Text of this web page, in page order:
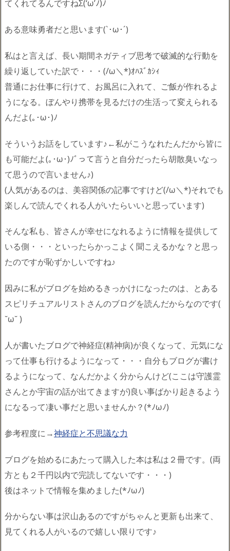
てくれてるんですねΣ(‘ω’ﾉ)ﾉ
ある意味勇者だと思います(`･ω･´)ゞ
私はと言えば、長い期間ネガティブ思考で破滅的な行動を
繰り返していた訳で・・・(/ω＼*)ｵﾊｽﾞｶｼｨ
普通にお仕事に行けて、お風呂に入れて、ご飯が作れるよ
うになる。ぼんやり携帯を見るだけの生活って変えられる
んだよ(｡･ω･)ﾉ
そういうお話をしています♪←私がこうなれたんだから皆に
も可能だよ(｡･ω･)ﾉﾞって言うと自分だったら胡散臭いなっ
て思うので言いません♪)
(人気があるのは、美容関係の記事ですけど(/ω＼*)それでも
楽しんで読んでくれる人がいたらいいと思っています)
そんな私も、皆さんが幸せになれるように情報を提供して
いる側・・・といったらかっこよく聞こえるかな？と思っ
たのですが恥ずかしいですね♪
因みに私がブログを始めるきっかけになったのは、とある
スピリチュアルリストさんのブログを読んだからなのです(
˘ω˘ )
人が書いたブログで神経症(精神病)が良くなって、元気にな
って仕事も行けるようになって・・・自分もブログが書け
るようになって、なんだかよく分からんけど(ここは守護霊
さんとか宇宙の話が出てきますが)良い事ばかり起きるよう
になるって凄い事だと思いませんか？(*ﾉωﾉ)
参考程度に→神経症と不思議な力
ブログを始めるにあたって購入した本は私は２冊です。(両
方とも２千円以内で完読してないです・・・)
後はネットで情報を集めました(*ﾉωﾉ)
分からない事は沢山あるのですがちゃんと更新も出来て、
見てくれる人がいるので嬉しい限りです♪